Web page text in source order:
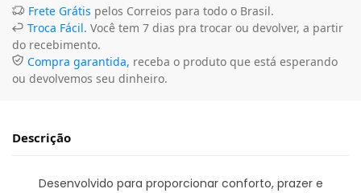
Frete Grátis pelos Correios para todo o Brasil.
Troca Fácil. Você tem 7 dias pra trocar ou devolver, a partir
do recebimento.
Compra garantida, receba o produto que está esperando
ou devolvemos seu dinheiro.
Descrição
Desenvolvido para proporcionar conforto, prazer e